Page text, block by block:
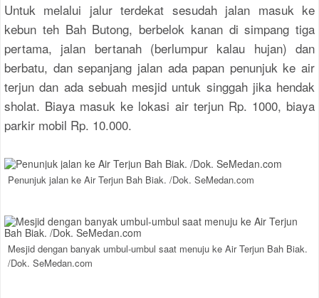
Untuk melalui jalur terdekat sesudah jalan masuk ke
kebun teh Bah Butong, berbelok kanan di simpang tiga
pertama, jalan bertanah (berlumpur kalau hujan) dan
berbatu, dan sepanjang jalan ada papan penunjuk ke air
terjun dan ada sebuah mesjid untuk singgah jika hendak
sholat. Biaya masuk ke lokasi air terjun Rp. 1000, biaya
parkir mobil Rp. 10.000.
Penunjuk jalan ke Air Terjun Bah Biak. /Dok. SeMedan.com
Mesjid dengan banyak umbul-umbul saat menuju ke Air Terjun Bah Biak.
/Dok. SeMedan.com